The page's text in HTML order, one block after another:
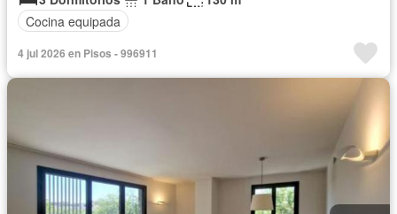
Cocina equipada
4 jul 2026 en Pisos - 996911